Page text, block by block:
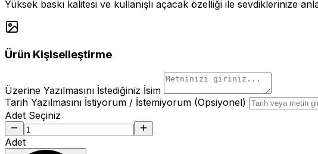
Yüksek baskı kalitesi ve kullanışlı açacak özelliği ile sevdiklerinize
Ürün Kişiselleştirme
Üzerine Yazılmasını İstediğiniz İsim
Tarih Yazılmasını İstiyorum / İstemiyorum (Opsiyonel)
Adet Seçiniz
Adet